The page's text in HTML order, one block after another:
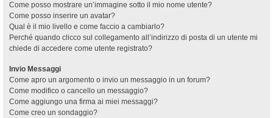
Come posso mostrare un’immagine sotto il mio nome utente?
Come posso inserire un avatar?
Qual è il mio livello e come faccio a cambiarlo?
Perché quando clicco sul collegamento all’indirizzo di posta di un utente mi
chiede di accedere come utente registrato?
Invio Messaggi
Come apro un argomento o invio un messaggio in un forum?
Come modifico o cancello un messaggio?
Come aggiungo una firma ai miei messaggi?
Come creo un sondaggio?